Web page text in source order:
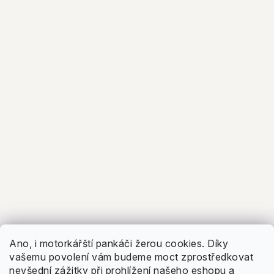
Ano, i motorkářští pankáči žerou cookies. Díky
vašemu povolení vám budeme moct zprostředkovat
nevšední zážitky při prohlížení našeho eshopu a